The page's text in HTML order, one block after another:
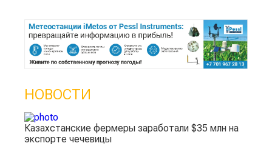
НОВОСТИ
Казахстанские фермеры заработали $35 млн на
экспорте чечевицы